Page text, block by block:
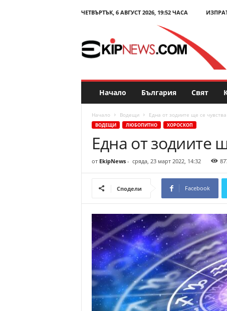
ЧЕТВЪРТЪК, 6 АВГУСТ 2026, 19:52 ЧАСА
E
p
N
и
Начало България Свят
Начало Водещи Една от зодиите ще се
ВОДЕЩИ ЛЮБОПИТНО ХОРОСКОП
Една от зодиите
от EkipNews- сряда, 23 март 2022, 14:32
Сподели Facebook